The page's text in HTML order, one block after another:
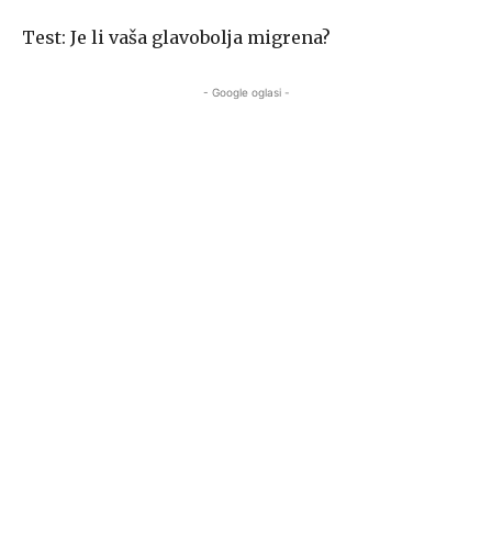
Test: Je li vaša glavobolja migrena?
- Google oglasi -